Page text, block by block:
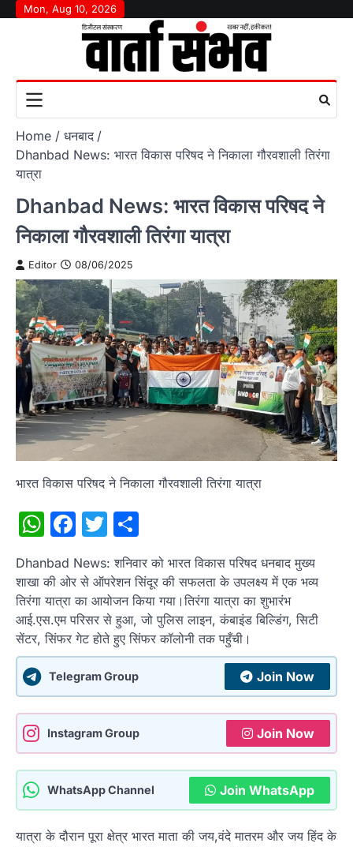
SkipMon, Aug 10, 2026
Home
धनबाद
Dhanbad News: भारत विकास परिषद ने निकाला गौरवशाली तिरंगा
यात्रा
Dhanbad News: भारत विकास परिषद ने
निकाला गौरवशाली तिरंगा यात्रा
Editor 08/06/2025
भारत विकास परिषद ने निकाला गौरवशाली तिरंगा यात्रा
WhatsApp
Facebook
Twitter
Dhanbad News: शनिवार को भारत विकास परिषद धनबाद मुख्य
शाखा की ओर से ऑपरेशन सिंदूर की सफलता के उपलक्ष्य में एक भव्य
तिरंगा यात्रा का आयोजन किया गया।तिरंगा यात्रा का शुभारंभ
आई.एस.एम परिसर से हुआ, जो पुलिस लाइन, कंबाइंड बिल्डिंग, सिटी
सेंटर, सिंफर गेट होते हुए सिंफर कॉलोनी तक पहुँची।
Telegram Group Join Now
Instagram Group Join Now
WhatsApp Channel Join WhatsApp
यात्रा के दौरान पूरा क्षेत्र भारत माता की जय,वंदे मातरम और जय हिंद के